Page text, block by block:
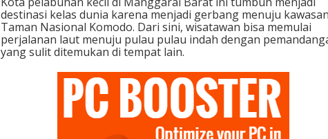
a
n
g
destinasi kelas dunia karena menjadi gerbang menuju kawasan
Taman Nasional Komodo. Dari sini, wisatawan bisa memulai
perjalanan laut menuju pulau pulau indah dengan
yang sulit ditemukan di tempat lain.